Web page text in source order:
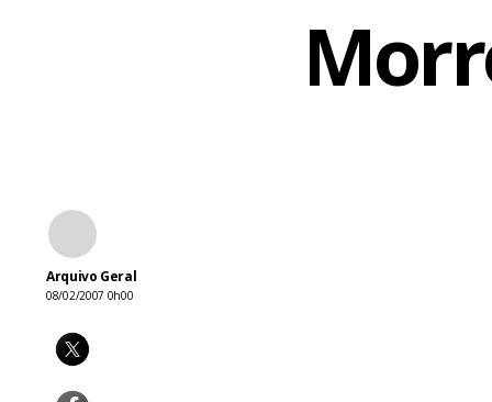
Arquivo Geral
08/02/2007 0h00